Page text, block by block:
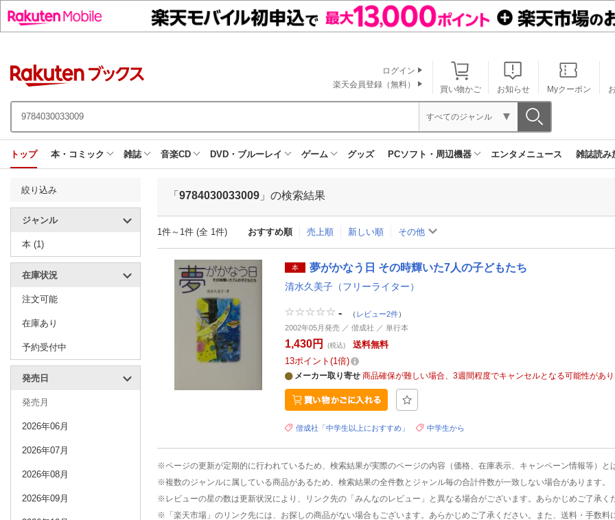
買い物かご お知らせ Myクーポン
ログイン
楽天会員登録（無料）
すべてのジャンル
トップ 本・コミック 雑誌 音楽CD DVD・ブルーレイ ゲーム グッズ PCソフト・周辺機器 エンタメニュース 雑誌読み
絞り込み
ジャンル
本 (1)
在庫状況
注文可能
在庫あり
予約受付中
発売日
発売月
2026年06月
2026年07月
2026年08月
2026年09月
「 9784030033009 」の検索結果
1件～1件 (全 1件) おすすめ順 売上順 新しい順 その他
本 夢がかなう日 その時輝いた7人の子どもたち
清水久美子（フリーライター）
- （ レビュー2件）
2002年05月発売 ／ 偕成社 ／ 単行本
1,430円 (税込)
送料無料
13ポイント 1倍
メーカー取り寄せ 商品確保が難しい場合、3週間程度でキャンセルとなる可能性があり
偕成社「中学生以上におすすめ」 中学生から
※ページの更新が定期的に行われているため、検索結果が実際のページの内容（価格、在庫表示、キャンペーン情報等）と
※複数のジャンルに属している商品があるため、検索結果の全件数とジャンル毎の合計件数が一致しない場合があります。
※レビューの星の数は更新状況により、リンク先の「みんなのレビュー」と異なる場合がございます。あらかじめご了承く
※「楽天市場」のリンク先には、お探しの商品がない場合もございます。あらかじめご了承ください。また、送料・手数料